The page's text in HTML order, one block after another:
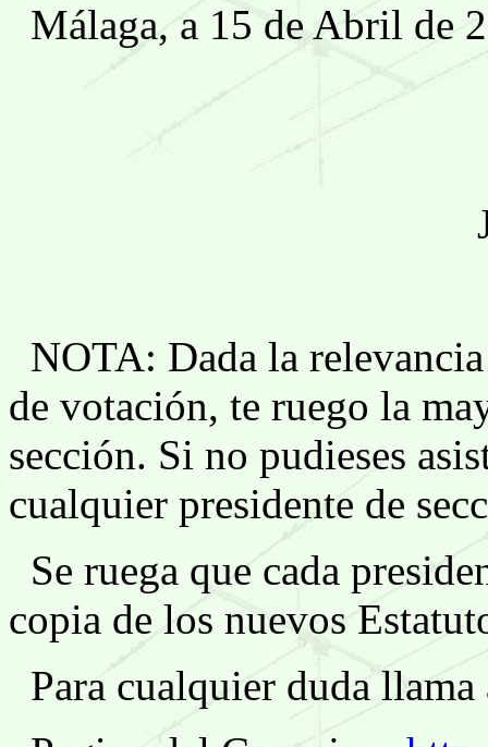
Málaga, a 15 de Abril de
NOTA: Dada la
de votación, te ruego la
sección. Si no pudieses
cualquier presidente de
Se ruega que cada
copia de los nuevos
Para cualquier duda